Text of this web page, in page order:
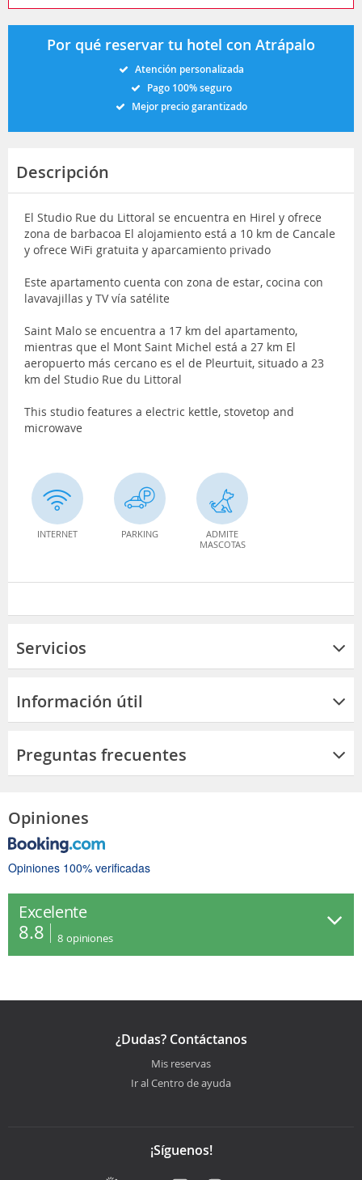
Por qué reservar tu hotel con Atrápalo
Atención personalizada
Pago 100% seguro
Mejor precio garantizado
Descripción
El Studio Rue du Littoral se encuentra en Hirel y ofrece
zona de barbacoa El alojamiento está a 10 km de Cancale
y ofrece WiFi gratuita y aparcamiento privado
Este apartamento cuenta con zona de estar, cocina con
lavavajillas y TV vía satélite
Saint Malo se encuentra a 17 km del apartamento,
mientras que el Mont Saint Michel está a 27 km El
aeropuerto más cercano es el de Pleurtuit, situado a 23
km del Studio Rue du Littoral
This studio features a electric kettle, stovetop and
microwave
INTERNET PARKING
ADMITE
MASCOTAS
Servicios
Información útil
Preguntas frecuentes
Opiniones
Opiniones 100% verificadas
Excelente
8.8 8 opiniones
¿Dudas? Contáctanos
Mis reservas
Ir al Centro de ayuda
¡Síguenos!